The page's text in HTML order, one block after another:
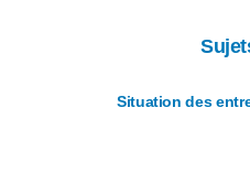
Situation des